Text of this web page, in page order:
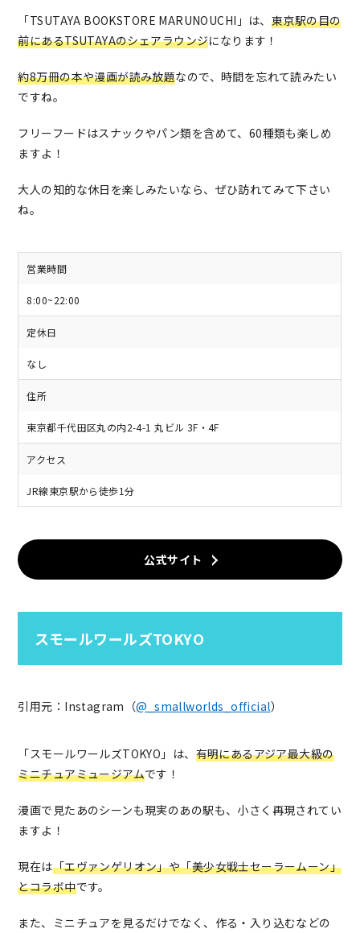
「TSUTAYA BOOKSTORE MARUNOUCHI」は、 東京駅の目の
前にあるTSUTAYAのシェアラウンジになります！
約8万冊の本や漫画が読み放題なので、時間を忘れて読みたい
ですね。
フリーフードはスナックやパン類を含めて、60種類も楽しめ
ますよ！
大人の知的な休日を楽しみたいなら、ぜひ訪れてみて下さい
ね。
営業時間
8:00~22:00
定休日
なし
住所
東京都千代田区丸の内2-4-1 丸ビル 3F・4F
アクセス
JR線東京駅から徒歩1分
公式サイト
スモールワールズTOKYO
引用元：Instagram（@_smallworlds_official）
「スモールワールズTOKYO」は、 有明にあるアジア最大級の
ミニチュアミュージアムです！
漫画で見たあのシーンも現実のあの駅も、小さく再現されてい
ますよ！
現在は「エヴァンゲリオン」や「美少女戦士セーラームーン」
とコラボ中です。
また、ミニチュアを見るだけでなく、作る・入り込むなどの